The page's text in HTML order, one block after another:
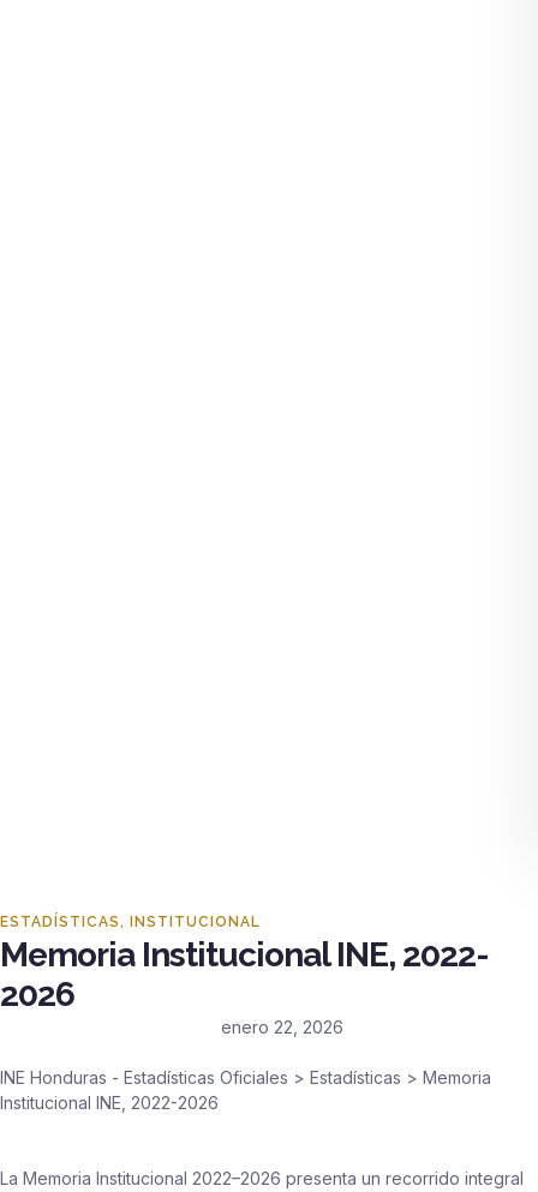
ESTADÍSTICAS, INSTITUCIONAL
Memoria Institucional INE, 2022-
2026
enero 22, 2026
INE Honduras - Estadísticas Oficiales > Estadísticas > Memoria
Institucional INE, 2022-2026
La Memoria Institucional 2022–2026 presenta un recorrido integral